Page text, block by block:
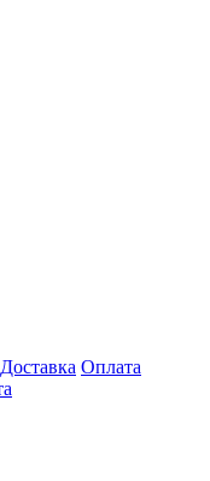
Доставка Оплата